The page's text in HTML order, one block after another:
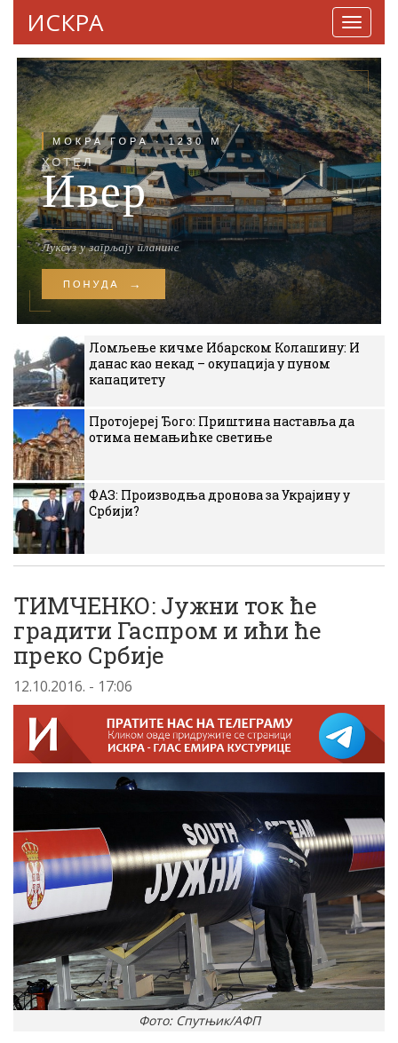
ИСКРА
Ломљење кичме Ибарском Колашину: И
данас као некад – окупација у пуном
капацитету
Протојереј Ђого: Приштина наставља да
отима немањићке светиње
ФАЗ: Производња дронова за Украјину у
Србији?
ТИМЧЕНКО: Jужни ток ће
градити Гаспром и ићи ће
преко Србиjе
12.10.2016. - 17:06
Фото: Спутњик/АФП